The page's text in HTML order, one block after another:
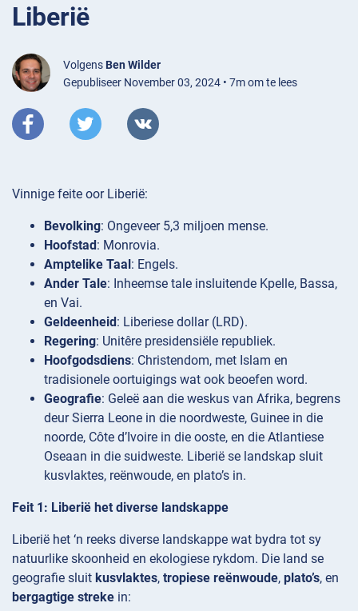
Liberië
Volgens Ben Wilder
Gepubliseer November 03, 2024 • 7m om te lees
Vinnige feite oor Liberië:
Bevolking: Ongeveer 5,3 miljoen mense.
Hoofstad: Monrovia.
Amptelike Taal: Engels.
Ander Tale: Inheemse tale insluitende Kpelle, Bassa,
en Vai.
Geldeenheid: Liberiese dollar (LRD).
Regering: Unitêre presidensiële republiek.
Hoofgodsdiens: Christendom, met Islam en
tradisionele oortuigings wat ook beoefen word.
Geografie: Geleë aan die weskus van Afrika, begrens
deur Sierra Leone in die noordweste, Guinee in die
noorde, Côte d’Ivoire in die ooste, en die Atlantiese
Oseaan in die suidweste. Liberië se landskap sluit
kusvlaktes, reënwoude, en plato’s in.
Feit 1: Liberië het diverse landskappe
Liberië het ‘n reeks diverse landskappe wat bydra tot sy
natuurlike skoonheid en ekologiese rykdom. Die land se
geografie sluit kusvlaktes, tropiese reënwoude, plato’s, en
bergagtige streke in: